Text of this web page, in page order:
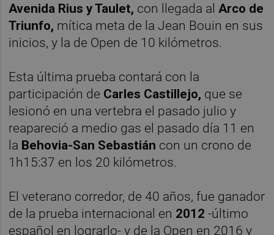
Avenida Rius y Taulet, con llegada al Arco de
Triunfo, mítica meta de la Jean Bouin en sus
inicios, y la de Open de 10 kilómetros.
Esta última prueba contará con la
participación de Carles Castillejo, que se
lesionó en una vertebra el pasado julio y
reapareció a medio gas el pasado día 11 en
la Behovia-San Sebastián con un crono de
1h15:37 en los 20 kilómetros.
El veterano corredor, de 40 años, fue ganador
de la prueba internacional en 2012 -último
español en lograrlo- y de la Open en 2016 y